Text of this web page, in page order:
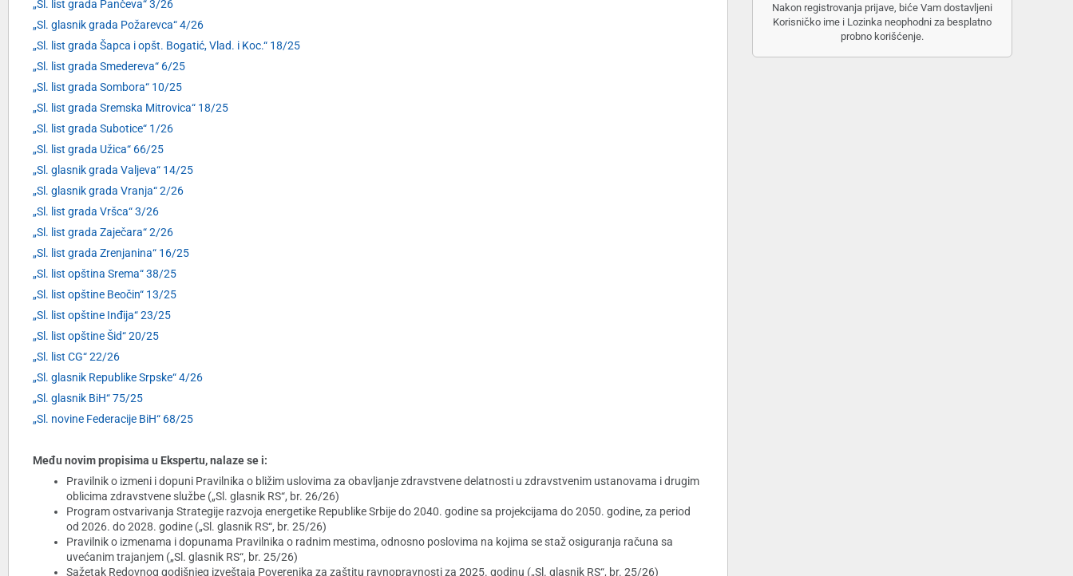
„Sl. list grada Pančeva“ 3/26
„Sl. glasnik grada Požarevca“ 4/26
„Sl. list grada Šapca i opšt. Bogatić, Vlad. i Koc.“ 18/25
„Sl. list grada Smedereva“ 6/25
„Sl. list grada Sombora“ 10/25
„Sl. list grada Sremska Mitrovica“ 18/25
„Sl. list grada Subotice“ 1/26
„Sl. list grada Užica“ 66/25
„Sl. glasnik grada Valjeva“ 14/25
„Sl. glasnik grada Vranja“ 2/26
„Sl. list grada Vršca“ 3/26
„Sl. list grada Zaječara“ 2/26
„Sl. list grada Zrenjanina“ 16/25
„Sl. list opština Srema“ 38/25
„Sl. list opštine Beočin“ 13/25
„Sl. list opštine Inđija“ 23/25
„Sl. list opštine Šid“ 20/25
„Sl. list CG“ 22/26
„Sl. glasnik Republike Srpske“ 4/26
„Sl. glasnik BiH“ 75/25
„Sl. novine Federacije BiH“ 68/25
Među novim propisima u Ekspertu, nalaze se i:
Pravilnik o izmeni i dopuni Pravilnika o bližim uslovima za obavljanje zdravstvene delatnosti u zdravstvenim ustanovama i drugim
oblicima zdravstvene službe („Sl. glasnik RS“, br. 26/26)
Program ostvarivanja Strategije razvoja energetike Republike Srbije do 2040. godine sa projekcijama do 2050. godine, za period
od 2026. do 2028. godine („Sl. glasnik RS“, br. 25/26)
Pravilnik o izmenama i dopunama Pravilnika o radnim mestima, odnosno poslovima na kojima se staž osiguranja računa sa
uvećanim trajanjem („Sl. glasnik RS“, br. 25/26)
Sažetak Redovnog godišnjeg izveštaja Poverenika za zaštitu ravnopravnosti za 2025. godinu („Sl. glasnik RS“, br. 25/26)
Nakon registrovanja prijave, biće Vam dostavljeni
Korisničko ime i Lozinka neophodni za besplatno
probno korišćenje.